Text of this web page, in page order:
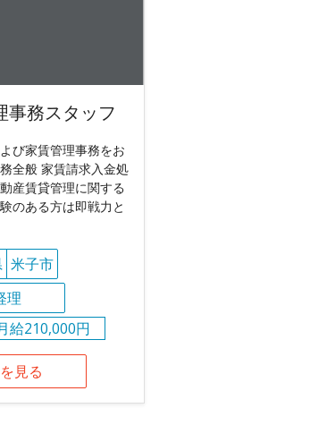
事務スタッフ
び家賃管理事務をお
全般 家賃請求入金処
産賃貸管理に関する
のある方は即戦力と
米子市
理
給210,000円
見る